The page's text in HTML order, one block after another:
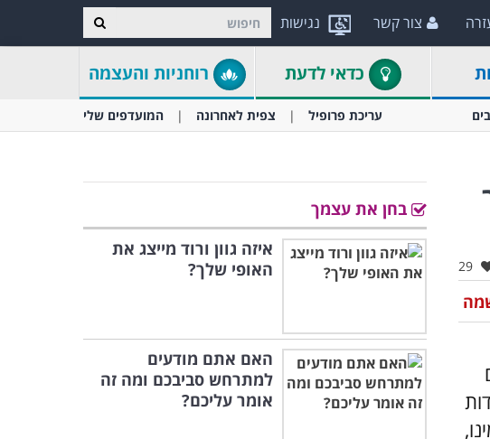
נגישות צור קשר
כדאי לדעת רוחניות והעצמה
עריכת פרופיל צפית לאחרונה המועדפים שלי
אהבו:
29
בחן את עצמך
איזה גוון ורוד מייצג את
האופי שלך?
האם אתם מודעים
למתרחש סביבכם ומה זה
אומר עליכם?